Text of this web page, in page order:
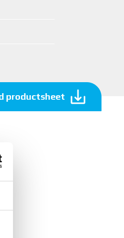
productsheet